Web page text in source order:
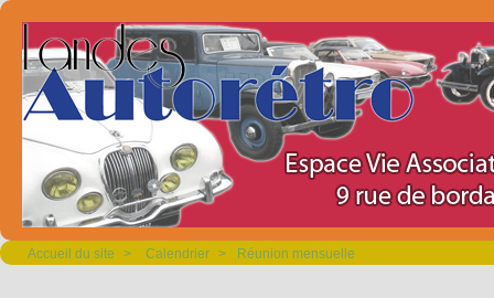
Accueil du site > Calendrier > Réunion mensuelle